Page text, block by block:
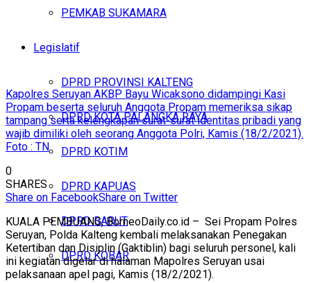
PEMKAB SUKAMARA
Legislatif
DPRD PROVINSI KALTENG
DPRD KOTA PALANGKA RAYA
DPRD KOTIM
DPRD KAPUAS
DPRD BARUT
DPRD KOBAR
Kapolres Seruyan AKBP Bayu Wicaksono didampingi Kasi
Propam beserta seluruh Anggota Propam memeriksa sikap
tampang serta kelengkapan surat-surat identitas pribadi yang
wajib dimiliki oleh seorang Anggota Polri, Kamis (18/2/2021).
Foto : TN
0
SHARES
Share on FacebookShare on Twitter
KUALA PEMBUANG, BorneoDaily.co.id – Sei Propam Polres
Seruyan, Polda Kalteng kembali melaksanakan Penegakan
Ketertiban dan Disiplin (Gaktiblin) bagi seluruh personel, kali
ini kegiatan digelar di halaman Mapolres Seruyan usai
pelaksanaan apel pagi, Kamis (18/2/2021).